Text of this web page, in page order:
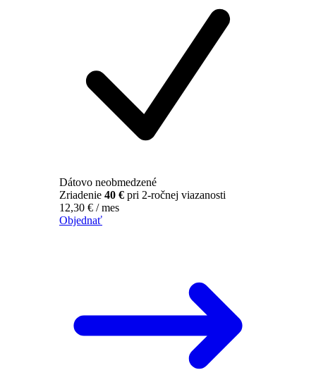
Dátovo neobmedzené
Zriadenie 40 € pri 2-ročnej viazanosti
12,30 € / mes
Objednať